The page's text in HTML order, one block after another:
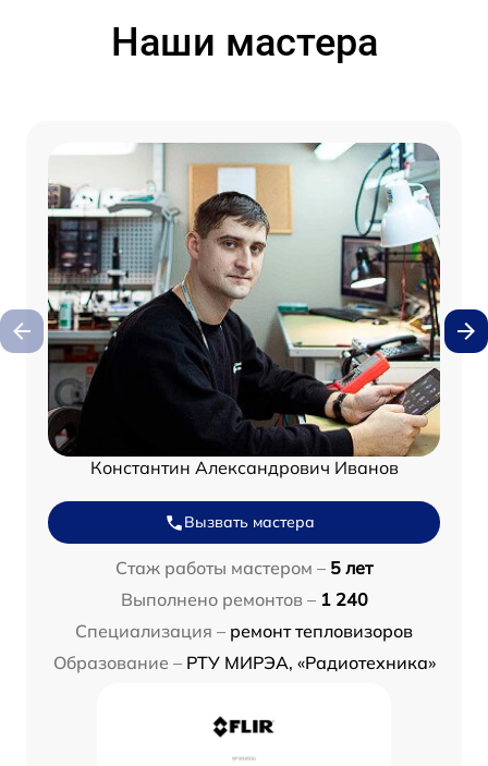
Наши мастера
Константин Александрович Иванов
Вызвать мастера
Стаж работы мастером – 5 лет
Выполнено ремонтов – 1 240
Специализация – ремонт тепловизоров
Образование – РТУ МИРЭА, «Радиотехника»